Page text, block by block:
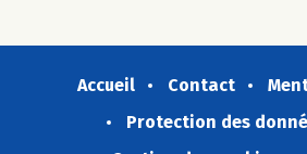
Accueil Contact
Protection des